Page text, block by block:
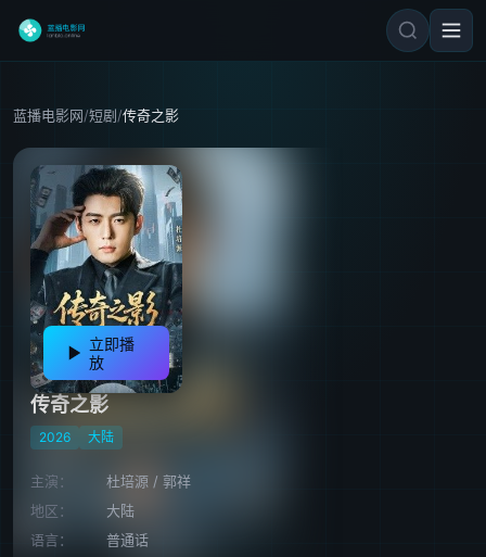
蓝播电影网/短剧/传奇之影
立即播
放
传奇之影
2026 大陆
主演： 杜培源 / 郭祥
地区：
大陆
语言：
普通话